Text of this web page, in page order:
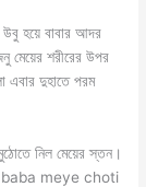
উবু হয়ে বাবার আদর
মেয়ের শরীরের উপর
এবার দুহাতে পরম
নিল মেয়ের স্তন।
baba meye choti